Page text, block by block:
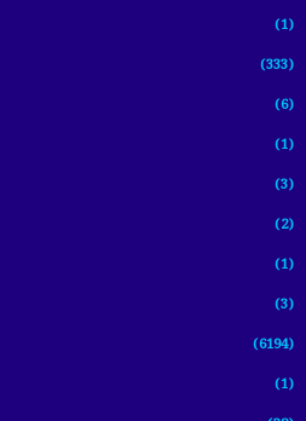
(1)
(333)
(6)
(1)
(3)
(2)
(1)
(3)
(6194)
(1)